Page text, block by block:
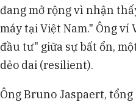
đang mở rộng vì nhận
máy tại Việt Nam." Ông ví
đầu tư" giữa sự bất ổn,
dẻo dai (resilient).
Ông Bruno Jaspaert,